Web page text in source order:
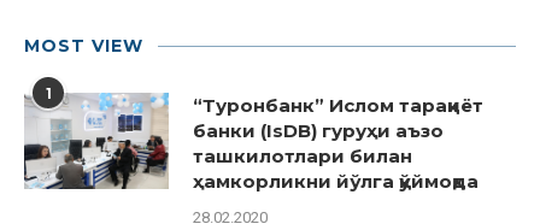
MOST VIEW
1
“Туронбанк” Ислом тараққиёт
банки (IsDB) гуруҳи аъзо
ташкилотлари билан
ҳамкорликни йўлга қўймоқда
28.02.2020